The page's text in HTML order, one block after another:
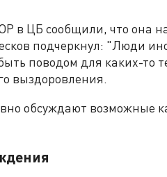
в ЦБ сообщили, что она
подчеркнул: "Люди
поводом для каких-то
выздоровления.
обсуждают возможные